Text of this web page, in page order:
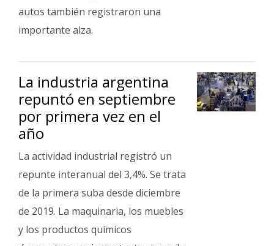
autos también registraron una
importante alza.
La industria argentina
repuntó en septiembre
por primera vez en el
año
La actividad industrial registró un
repunte interanual del 3,4%. Se trata
de la primera suba desde diciembre
de 2019. La maquinaria, los muebles
y los productos químicos